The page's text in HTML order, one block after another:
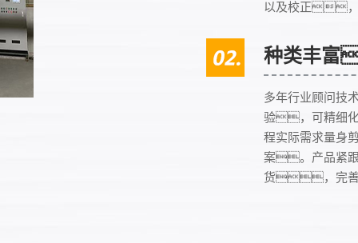
以及校正
种类丰
多年行业顾问技
验，可精细
程实际需求量
案。产品紧
货，完善